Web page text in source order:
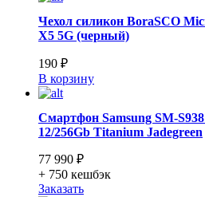
Чехол силикон BoraSCO
X5 5G (черный)
190 ₽
В корзину
Смартфон Samsung SM-
12/256Gb Titanium Jadegreen
77 990 ₽
+ 750 кешбэк
Заказать